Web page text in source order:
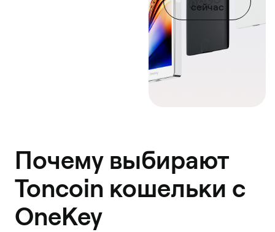
сейчас
Почему выбирают
Toncoin кошельки с
OneKey